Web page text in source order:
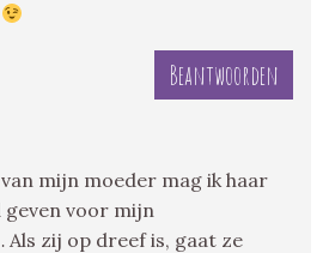
Beantwoorden
van mijn moeder mag ik haar
geven voor mijn
Als zij op dreef is, gaat ze